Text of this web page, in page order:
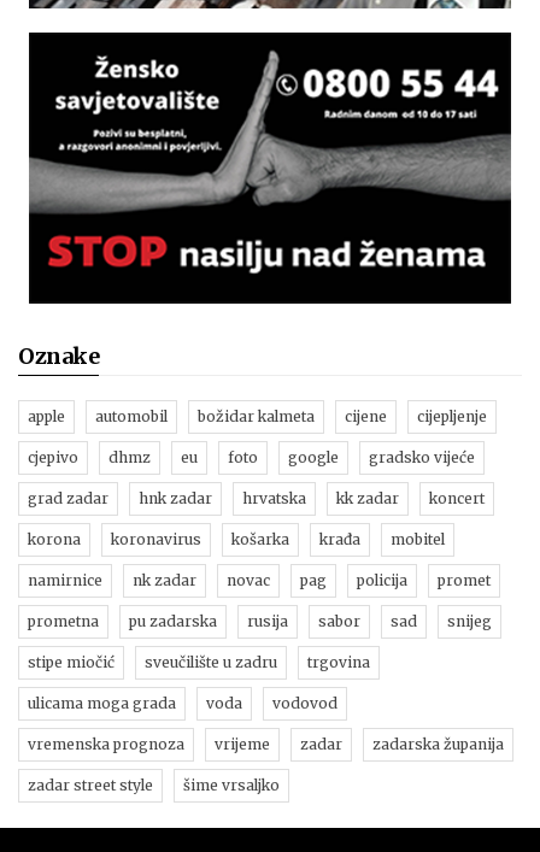
Oznake
apple automobil božidar kalmeta cijene cijepljenje
cjepivo dhmz eu foto google gradsko vijeće
grad zadar hnk zadar hrvatska kk zadar koncert
korona koronavirus košarka krađa mobitel
namirnice nk zadar novac pag policija promet
prometna pu zadarska rusija sabor sad snijeg
stipe miočić sveučilište u zadru trgovina
ulicama moga grada voda vodovod
vremenska prognoza vrijeme zadar zadarska županija
zadar street style šime vrsaljko